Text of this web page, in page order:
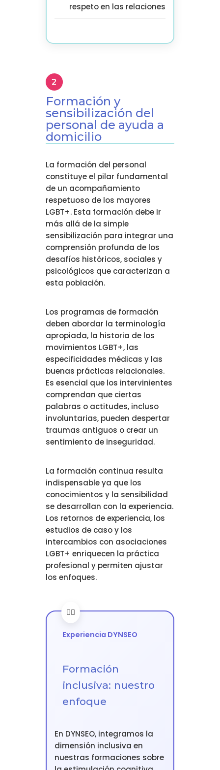
respeto en las relaciones
Formación y
sensibilización del
personal de ayuda a
domicilio
La formación del personal
constituye el pilar fundamental
de un acompañamiento
respetuoso de los mayores
LGBT+. Esta formación debe ir
más allá de la simple
sensibilización para integrar una
comprensión profunda de los
desafíos históricos, sociales y
psicológicos que caracterizan a
esta población.
Los programas de formación
deben abordar la terminología
apropiada, la historia de los
movimientos LGBT+, las
especificidades médicas y las
buenas prácticas relacionales.
Es esencial que los intervinientes
comprendan que ciertas
palabras o actitudes, incluso
involuntarias, pueden despertar
traumas antiguos o crear un
sentimiento de inseguridad.
La formación continua resulta
indispensable ya que los
conocimientos y la sensibilidad
se desarrollan con la experiencia.
Los retornos de experiencia, los
estudios de caso y los
intercambios con asociaciones
LGBT+ enriquecen la práctica
profesional y permiten ajustar
los enfoques.
Experiencia DYNSEO
Formación
inclusiva: nuestro
enfoque
En DYNSEO, integramos la
dimensión inclusiva en
nuestras formaciones sobre